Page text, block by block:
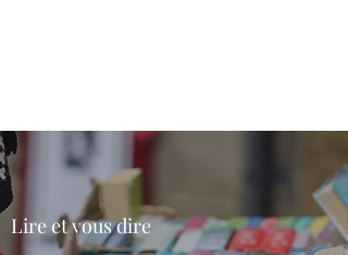
Lire et vous dire